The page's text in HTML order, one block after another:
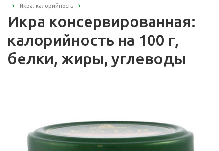
Икра: калорийность
Икра консервированная:
калорийность на 100 г,
белки, жиры, углеводы